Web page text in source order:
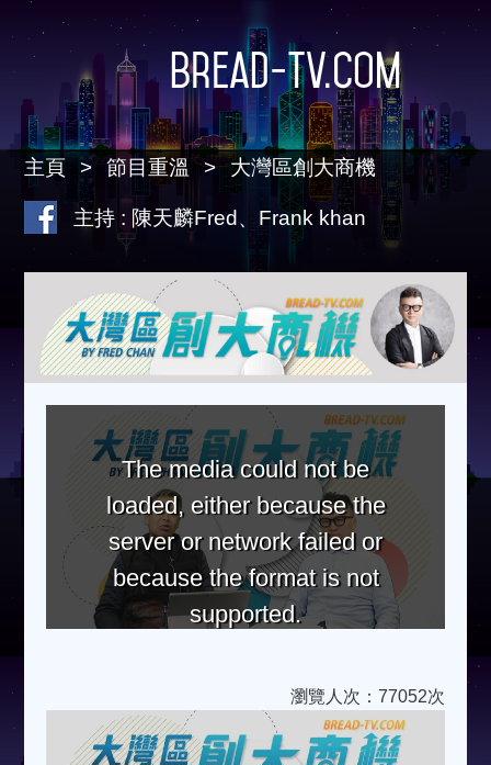
Bread-TV.com
主頁 節目重溫 大灣區創大商機
主持 : 陳天麟Fred、Frank khan
The media could not be
loaded, either because the
server or network failed or
because the format is not
supported.
瀏覽人次：77052次